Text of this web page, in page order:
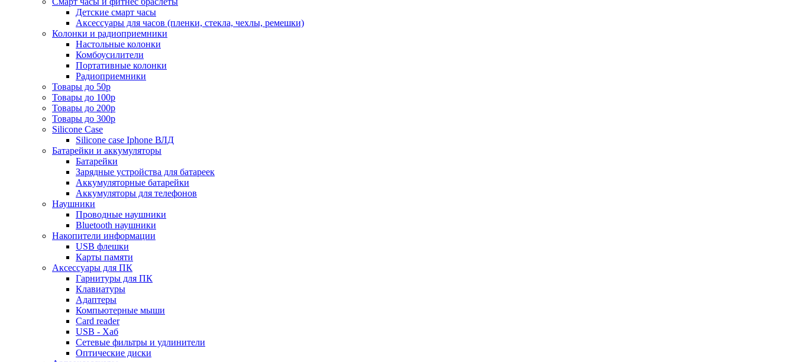
Детские смарт часы
Аксессуары для часов (пленки, стекла, чехлы, ремешки)
Колонки и радиоприемники
Настольные колонки
Комбоусилители
Портативные колонки
Радиоприемники
Товары до 50р
Товары до 100р
Товары до 200р
Товары до 300р
Silicone Case
Silicone case Iphone ВЛД
Батарейки и аккумуляторы
Батарейки
Зарядные устройства для батареек
Аккумуляторные батарейки
Аккумуляторы для телефонов
Наушники
Проводные наушники
Bluetooth наушники
Накопители информации
USB флешки
Карты памяти
Аксессуары для ПК
Гарнитуры для ПК
Клавиатуры
Адаптеры
Компьютерные мыши
Card reader
USB - Xaб
Сетевые фильтры и удлинители
Оптические диски